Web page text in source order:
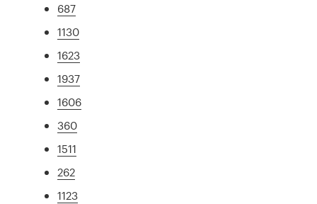
687
1130
1623
1937
1606
360
1511
262
1123